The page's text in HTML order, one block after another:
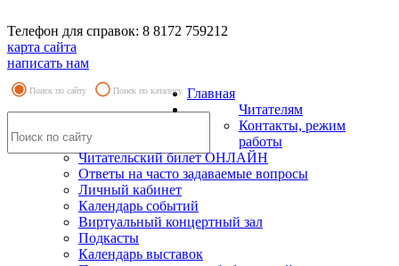
Телефон для справок: 8 8172 759212
карта сайта
написать нам
Поиск по сайту Поиск по каталогу Главная
Читателям
Контакты, режим
работы
Читательский билет ОНЛАЙН
Ответы на часто задаваемые вопросы
Личный кабинет
Календарь событий
Виртуальный концертный зал
Подкасты
Календарь выставок